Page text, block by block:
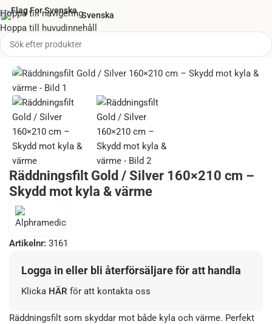
Hoppa till navigering
Hoppa till huvudinnehåll
Svenska
Första Hjälpen
Räddningsfilt Gold / Silver 160×210 cm –
Skydd mot kyla & värme
Artikelnr: 3161
Logga in eller bli återförsäljare för att handla
Klicka HÄR för att kontakta oss
Räddningsfilt som skyddar mot både kyla och värme. Perfekt